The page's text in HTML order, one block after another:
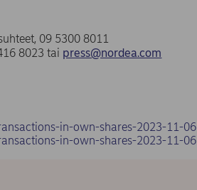
09 5300 8011
8023 tai press@nordea.com
in-own-shares-2023-11-06
in-own-shares-2023-11-06